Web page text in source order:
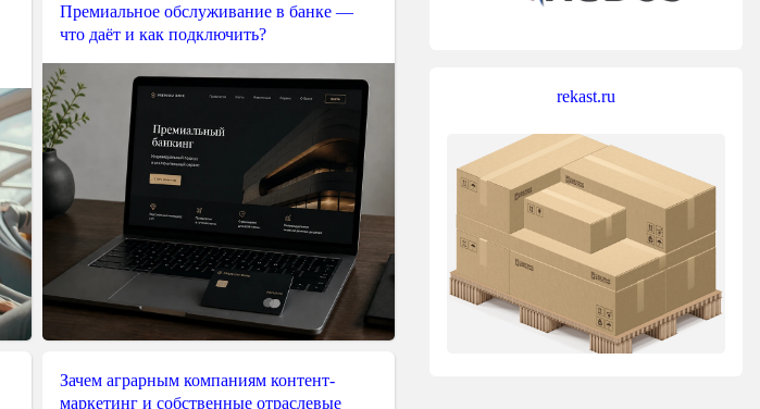
Премиальное обслуживание в банке —
что даёт и как подключить?
Зачем аграрным компаниям контент-
маркетинг и собственные отраслевые
rekast.ru